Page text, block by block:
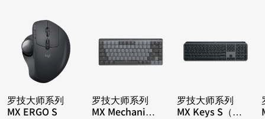
罗技大师系列
MX ERGO S
罗技大师系列
MX Mechanical
罗技大师系列
MX Keys S（石